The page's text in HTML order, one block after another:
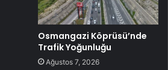
Osmangazi Köprüsü’nde
Trafik Yoğunluğu
Ağustos 7, 2026